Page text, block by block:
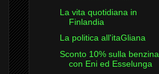
La vita quotidiana in
Finlandia
La politica all'itaGliana
Sconto 10% sulla benzina
con Eni ed Esselunga